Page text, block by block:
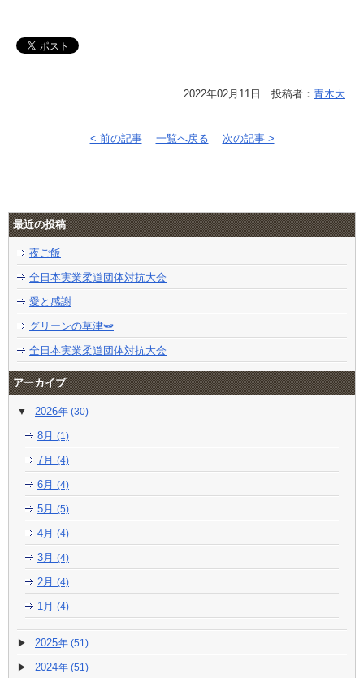
2022年02月11日 投稿者： 青木大
< 前の記事 一覧へ戻る 次の記事 >
最近の投稿
夜ご飯
全日本実業柔道団体対抗大会
愛と感謝
グリーンの草津🫛
全日本実業柔道団体対抗大会
アーカイブ
2026 (30)
8月 (1)
7月 (4)
6月 (4)
5月 (5)
4月 (4)
3月 (4)
2月 (4)
1月 (4)
2025 (51)
2024 (51)